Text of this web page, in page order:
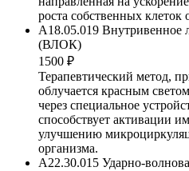
роста собственных клеток
A18.05.019 Внутривенное
(ВЛОК)
1500 ₽
Терапевтический метод,
облучается красным
через специальное
способствует активации
улучшению
организма.
A22.30.015 Ударно-